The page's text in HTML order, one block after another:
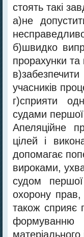
стоять такі
а)не
б)швидко
прорахунки
учасників
г)сприяти
судами першої
Апеляційне
цілей і
допомагає
вироками,
судом
охорону прав,
також сприяє
матеріального